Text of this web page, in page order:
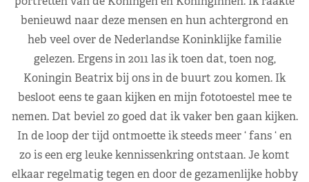
benieuwd naar deze mensen en hun achtergrond en
heb veel over de Nederlandse Koninklijke familie
gelezen. Ergens in 2011 las ik toen dat, toen nog,
Koningin Beatrix bij ons in de buurt zou komen. Ik
besloot eens te gaan kijken en mijn fototoestel mee te
nemen. Dat beviel zo goed dat ik vaker ben gaan kijken.
In de loop der tijd ontmoette ik steeds meer ‘ fans ‘ en
zo is een erg leuke kennissenkring ontstaan. Je komt
elkaar regelmatig tegen en door de gezamenlijke hobby